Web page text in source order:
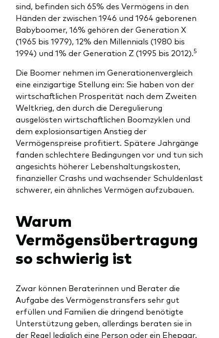
sind, befinden sich 65% des Vermögens in den
Händen der zwischen 1946 und 1964 geborenen
Babyboomer, 16% gehören der Generation X
(1965 bis 1979), 12% den Millennials (1980 bis
1994) und 1% der Generation Z (1995 bis 2012).5
Die Boomer nehmen im Generationenvergleich
eine einzigartige Stellung ein: Sie haben von der
wirtschaftlichen Prosperität nach dem Zweiten
Weltkrieg, den durch die Deregulierung
ausgelösten wirtschaftlichen Boomzyklen und
dem explosionsartigen Anstieg der
Vermögenspreise profitiert. Spätere Jahrgänge
fanden schlechtere Bedingungen vor und tun sich
angesichts höherer Lebenshaltungskosten,
finanzieller Crashs und wachsender Schuldenlast
schwerer, ein ähnliches Vermögen aufzubauen.
Warum
Vermögensübertragung
so schwierig ist
Zwar können Beraterinnen und Berater die
Aufgabe des Vermögenstransfers sehr gut
erfüllen und Familien die dringend benötigte
Unterstützung geben, allerdings beraten sie in
der Regel lediglich eine Person oder ein Ehepaar.